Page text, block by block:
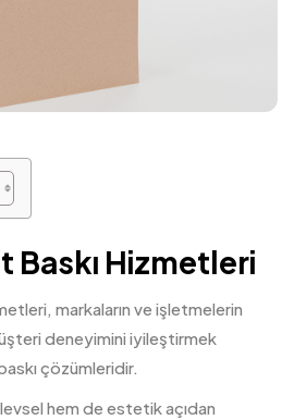
Baskı Hizmetleri
markaların ve işletmelerin
deneyimini iyileştirmek
çözümleridir.
hem de estetik açıdan